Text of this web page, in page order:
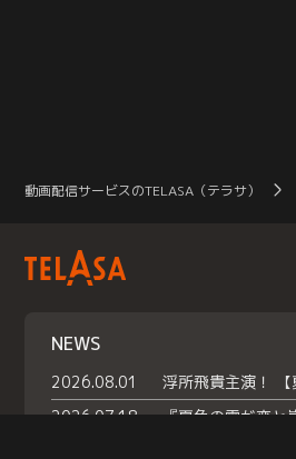
動画配信サービスのTELASA（テラサ）
NEWS
2026.08.01
2026.07.18